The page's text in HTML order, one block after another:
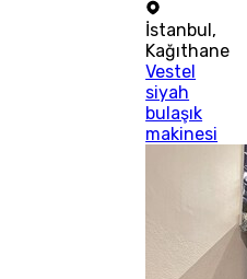
İstanbul,
Kağıthane
Vestel
siyah
bulaşık
makinesi